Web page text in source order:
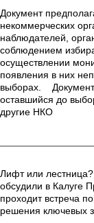
Документ
некоммерческих
наблюдателей,
соблюдением
осуществлении
появления в них
выборах.
оставшийся до
другие НКО
Лифт или
обсудили в Калуге
проходит встреча
решения ключевых